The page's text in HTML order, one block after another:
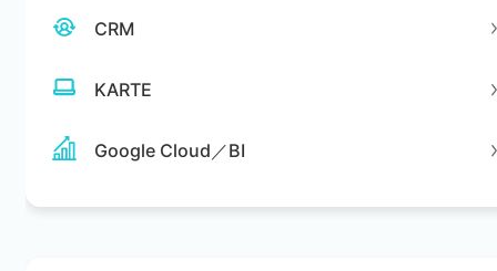
CRM
KARTE
Google Cloud／BI